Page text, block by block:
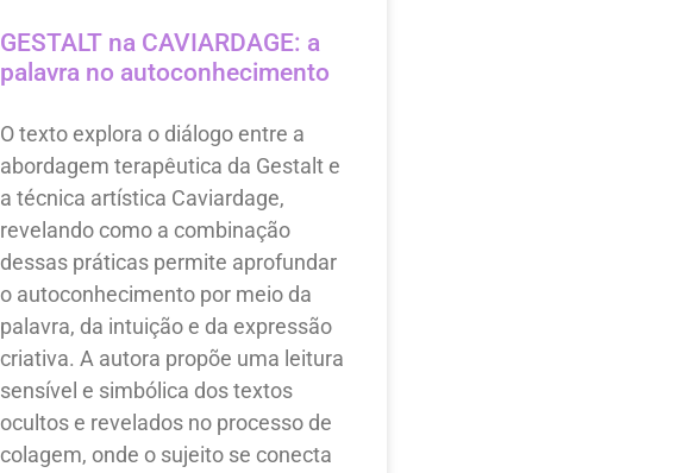
GESTALT na CAVIARDAGE: a
palavra no autoconhecimento
O texto explora o diálogo entre a
abordagem terapêutica da Gestalt e
a técnica artística Caviardage,
revelando como a combinação
dessas práticas permite aprofundar
o autoconhecimento por meio da
palavra, da intuição e da expressão
criativa. A autora propõe uma leitura
sensível e simbólica dos textos
ocultos e revelados no processo de
colagem, onde o sujeito se conecta